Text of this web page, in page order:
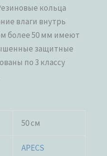
кольца
влаги внутрь
более 50 мм имеют
защитные
по 3 классу
50 см
APECS